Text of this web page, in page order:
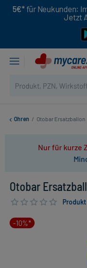
5€* für Neukunden:
Jetzt
Ohren / Otobar Ersatzballon
Nur für kurze
Otobar
-10%*